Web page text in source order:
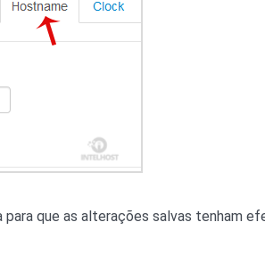
para que as alterações salvas tenham